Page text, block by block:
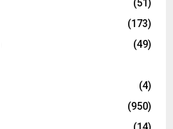
(51)
(173)
(49)
(4)
(950)